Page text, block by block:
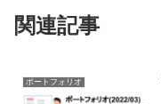
関連記事
ポートフォリオ